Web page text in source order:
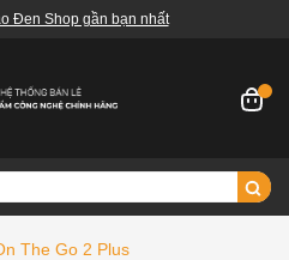
Đen Shop gần bạn nhất
The Go 2 Plus